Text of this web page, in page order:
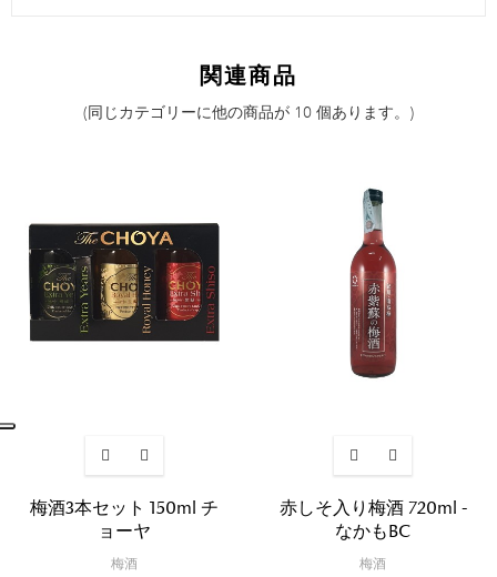
関連商品
(同じカテゴリーに他の商品が 10 個あります。)
梅酒3本セット 150ml チ
ョーヤ
梅酒
赤しそ入り梅酒 720ml -
なかもBC
梅酒